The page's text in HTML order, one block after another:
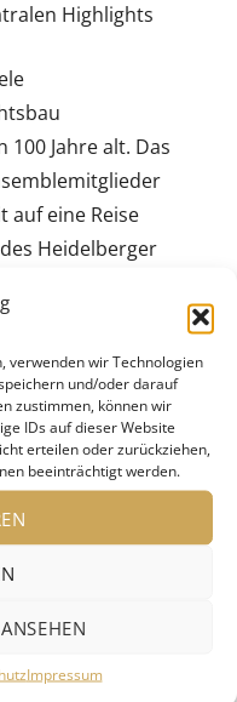
verwenden wir Technologien
und/oder darauf
zustimmen, können wir
IDs auf dieser Website
erteilen oder zurückziehen,
beeinträchtigt werden.
Impressum
Highlights
100 Jahre alt. Das
auf eine Reise
Heidelberger
sehen sind.
Ihnen auf
Heidelberger
von
Beiträgen von
Tanz. So erklingt
vertanzten
Krenek, zudem
bis zu
ca. 50